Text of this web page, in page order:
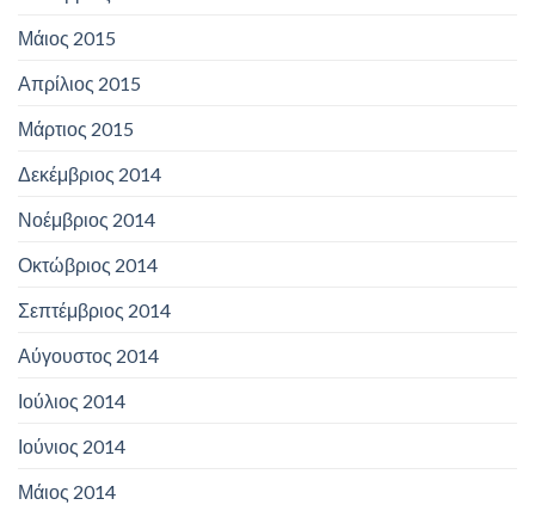
Μάιος 2015
Απρίλιος 2015
Μάρτιος 2015
Δεκέμβριος 2014
Νοέμβριος 2014
Οκτώβριος 2014
Σεπτέμβριος 2014
Αύγουστος 2014
Ιούλιος 2014
Ιούνιος 2014
Μάιος 2014